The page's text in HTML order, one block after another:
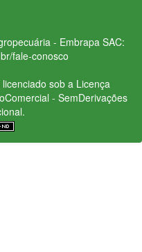
- Embrapa SAC:
fale-conosco
sob a Licença
- SemDerivações